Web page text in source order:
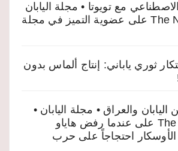
مع تويوتا • مجلة اليابان
على عضوية التميز في مجلة
ثوري ياباني: إنتاج ألماس بدون
اليابان والعراق • مجلة اليابان •
على عندما رفض هاياو
الأوسكار احتجاجاً على حرب